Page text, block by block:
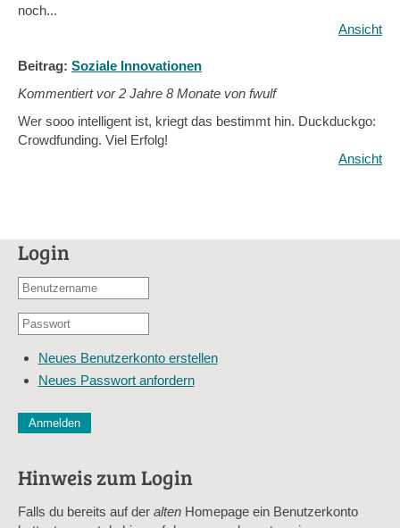
noch...
Ansicht
Beitrag: Soziale Innovationen
Kommentiert vor2 Jahre 8 Monate von fwulf
Wer sooo intelligent ist, kriegt das bestimmt hin. Duckduckgo:
Crowdfunding. Viel Erfolg!
Ansicht
Login
Benutzername
E-
Adresse
Passwort
Neues Benutzerkonto erstellen
Neues Passwort anfordern
Diese Sicherheitsfrage überprüft, ob Sie ein menschlicher
Sag mir nicht, wie viele Sternlein stehen
Hinweis zum Login
Falls du bereits auf der alten Homepage ein Benutzerkonto